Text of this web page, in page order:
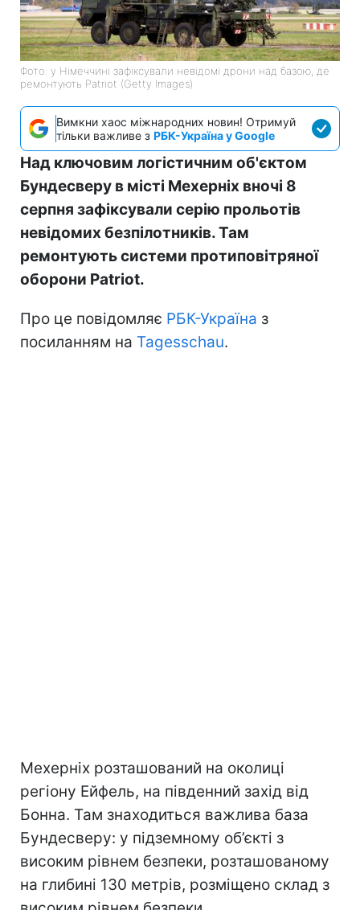
Фото: у Німеччині зафіксували невідомі дрони над базою, де
ремонтують Patriot (Getty Images)
Вимкни хаос міжнародних новин! Отримуй
тільки важливе з РБК-Україна у Google
Над ключовим логістичним об'єктом
Бундесверу в місті Мехерніх вночі 8
серпня зафіксували серію прольотів
невідомих безпілотників. Там
ремонтують системи протиповітряної
оборони Patriot.
Про це повідомляє РБК-Україна з
посиланням на Tagesschau.
Мехерніх розташований на околиці
регіону Ейфель, на південний захід від
Бонна. Там знаходиться важлива база
Бундесверу: у підземному об’єкті з
високим рівнем безпеки, розташованому
на глибині 130 метрів, розміщено склад з